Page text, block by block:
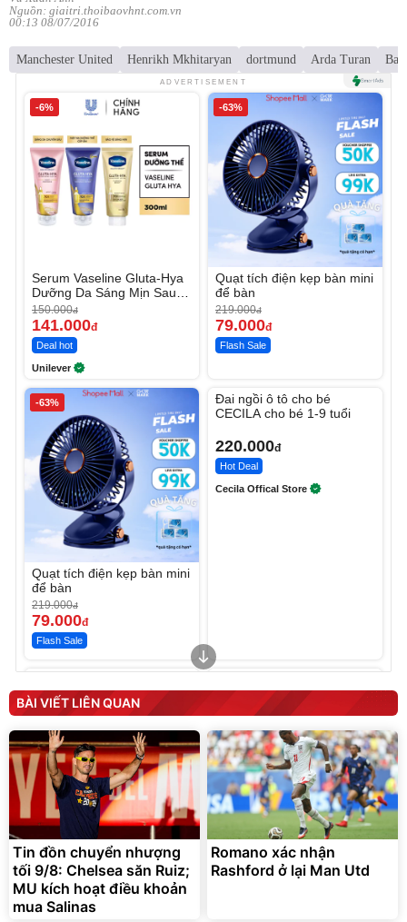
Nguồn: giaitri.thoibaovhnt.com.vn
00:13 08/07/2016
Manchester United Henrikh Mkhitaryan dortmund Arda Turan
ADVERTISEMENT
-6%
Serum Vaseline Gluta-Hya
Dưỡng Da Sáng Mịn Sau 7
Ngày
150.000đ
141.000đ
Deal hot
Unilever
-63%
Quạt tích điện kẹp bàn mini
để bàn
219.000đ
79.000đ
Flash Sale
-63%
Quạt tích điện kẹp bàn mini
để bàn
219.000đ
79.000đ
Flash Sale
Đai ngồi ô tô cho bé
CECILA cho bé 1-9 tuổi
220.000đ
Hot Deal
Cecila Offical Store
tức thì Vaseline Body
190.000đ
138.330đ
Discount
D2-001 - Thông Minh
3.000.000
2.200.000đ
Flash Sale
Unmute
Vali Bamozo Khung Nhôm
9066 Size 20/24/28 Cao
1.000.000
825.000đ
Flash Sale
BÀI VIẾT LIÊN QUAN
Tin đồn chuyển nhượng
tối 9/8: Chelsea săn Ruiz;
MU kích hoạt điều khoản
mua Salinas
Romano xác nhận
Rashford ở lại Man Utd